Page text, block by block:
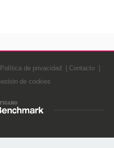
Política de privacidad
Contacto
de cookies